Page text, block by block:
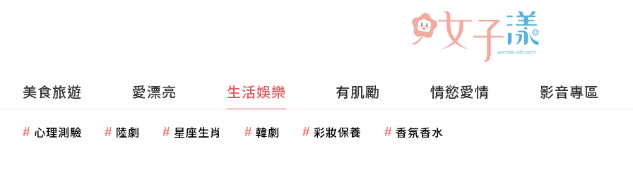
美食旅遊 愛漂亮 生活娛樂 有肌勵 情慾愛情 影音專區
心理測驗 陸劇 星座生肖 韓劇 彩妝保養 香氛香水